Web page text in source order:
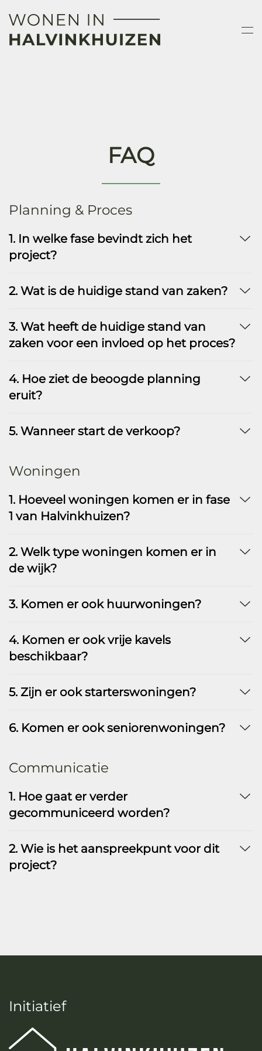
Skip to main content
FAQ
Planning & Proces
1. In welke fase bevindt zich het
project?
2. Wat is de huidige stand van zaken?
3. Wat heeft de huidige stand van
zaken voor een invloed op het proces?
4. Hoe ziet de beoogde planning
eruit?
5. Wanneer start de verkoop?
Woningen
1. Hoeveel woningen komen er in fase
1 van Halvinkhuizen?
2. Welk type woningen komen er in
de wijk?
3. Komen er ook huurwoningen?
4. Komen er ook vrije kavels
beschikbaar?
5. Zijn er ook starterswoningen?
6. Komen er ook seniorenwoningen?
Communicatie
1. Hoe gaat er verder
gecommuniceerd worden?
2. Wie is het aanspreekpunt voor dit
project?
Initiatief